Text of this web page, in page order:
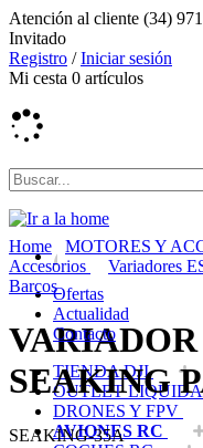
Atención al cliente (34)
Invitado
Registro /Iniciar sesión
Mi cesta 0 artículos
Ofertas
Actualidad
Contacto
TIENDA DJI
OUTLET
DRONES Y FPV
AVIONES RC
Home MOTORES Y
Accesorios
Variadores
Barcos
VARIADOR
SEAKING
SEAKING-35A